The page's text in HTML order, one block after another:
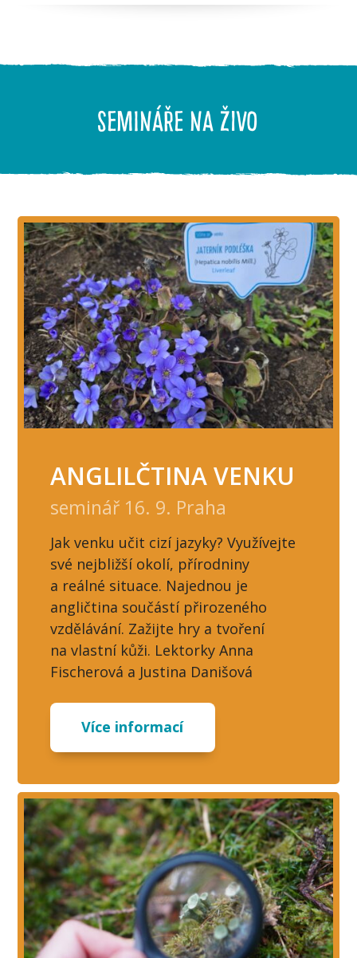
semináře na živo
ANGLILČTINA VENKU
seminář 16. 9. Praha
Jak venku učit cizí jazyky? Využívejte
své nejbližší okolí, přírodniny
a reálné situace. Najednou je
angličtina součástí přirozeného
vzdělávání. Zažijte hry a tvoření
na vlastní kůži. Lektorky Anna
Fischerová a Justina Danišová
Více informací